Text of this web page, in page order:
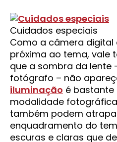
Cuidados especiais
Como a câmera digital
próxima ao tema, vale
que a sombra da lente
fotógrafo – não
iluminação é
modalidade
também podem
enquadramento do
escuras e claras que